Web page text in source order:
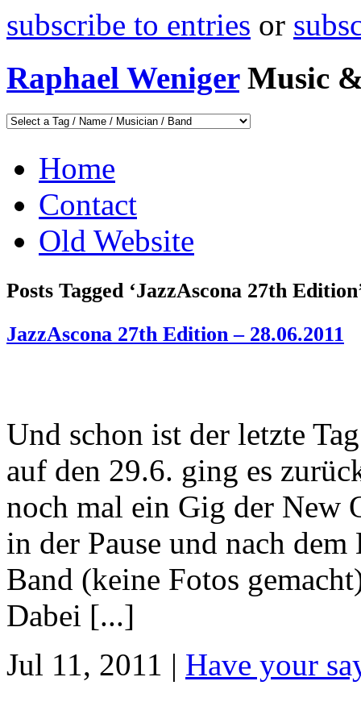
subscribe to entries or
Raphael Weniger Music
Home
Contact
Old Website
Posts Tagged ‘JazzAscona 27th
JazzAscona 27th Edition – 28.06.2011
Und schon ist der letzte
auf den 29.6. ging es
noch mal ein Gig der New
in der Pause und nach
Band (keine Fotos
Dabei [...]
Jul 11, 2011 | Have your